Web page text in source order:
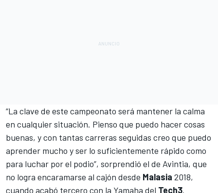
“La clave de este campeonato será mantener la calma
en cualquier situación. Pienso que puedo hacer cosas
buenas, y con tantas carreras seguidas creo que puedo
aprender mucho y ser lo suficientemente rápido como
para luchar por el podio”, sorprendió el de Avintia, que
no logra encaramarse al cajón desde Malasia 2018,
cuando acabó tercero con la Yamaha del Tech3.